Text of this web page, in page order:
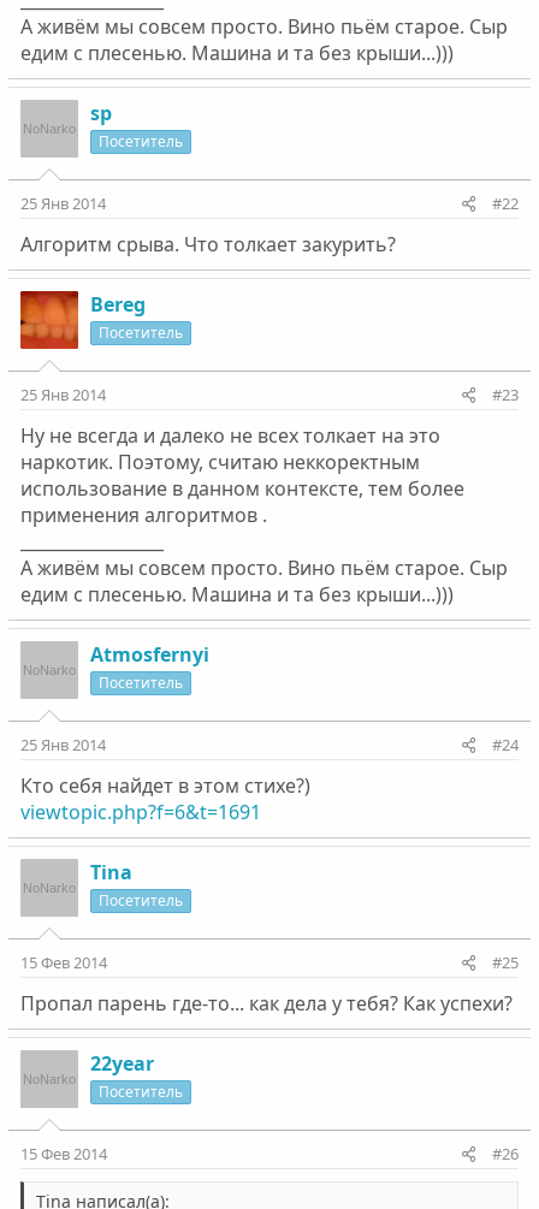
А живём мы совсем просто. Вино пьём старое. Сыр
едим с плесенью. Машина и та без крыши...)))
sp
Посетитель
25 Янв 2014 #22
Алгоритм срыва. Что толкает закурить?
Bereg
Посетитель
25 Янв 2014 #23
Ну не всегда и далеко не всех толкает на это
наркотик. Поэтому, считаю неккоректным
использование в данном контексте, тем более
применения алгоритмов .
А живём мы совсем просто. Вино пьём старое. Сыр
едим с плесенью. Машина и та без крыши...)))
Atmosfernyi
Посетитель
25 Янв 2014 #24
Кто себя найдет в этом стихе?)
viewtopic.php?f=6&t=1691
Tina
Посетитель
15 Фев 2014 #25
Пропал парень где-то... как дела у тебя? Как успехи?
22year
Посетитель
15 Фев 2014 #26
Tina написал(а):